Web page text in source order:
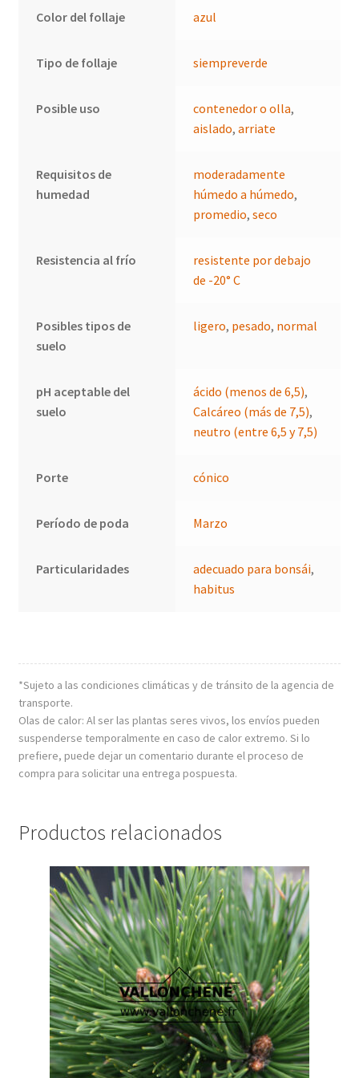
Color del follaje azul
Tipo de follaje siempreverde
Posible uso contenedor o olla,
aislado,arriate
Requisitos de
humedad
moderadamente
húmedo a húmedo,
promedio,seco
Resistencia al frío
resistente por debajo
de -20° C
Posibles tipos de
suelo
ligero, pesado, normal
pH aceptable del
suelo
ácido (menos de 6,5),
Calcáreo (más de 7,5),
neutro (entre 6,5 y 7,5)
Porte cónico
Período de poda Marzo
Particularidades adecuado para bonsái,
habitus
*Sujeto a las condiciones climáticas y de tránsito de la agencia de
transporte.
Olas de calor: Al ser las plantas seres vivos, los envíos pueden
suspenderse temporalmente en caso de calor extremo. Si lo
prefiere, puede dejar un comentario durante el proceso de
compra para solicitar una entrega pospuesta.
Productos relacionados